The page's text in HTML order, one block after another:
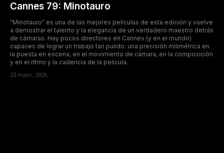
Cannes 79: Minotauro
"Minotauro" es una de las mejores películas de esta edición y vuelve
a demostrar el talento y la elegancia de un verdadero maestro detrás
de cámaras. Hay pocos directores en Cannes (y en el mundo)
capaces de lograr un trabajo tan pulido: una precisión milimétrica en
la puesta en escena, en el movimiento de cámara, en la composición
y en el ritmo y la cadencia de la película.
22 mayo, 2026